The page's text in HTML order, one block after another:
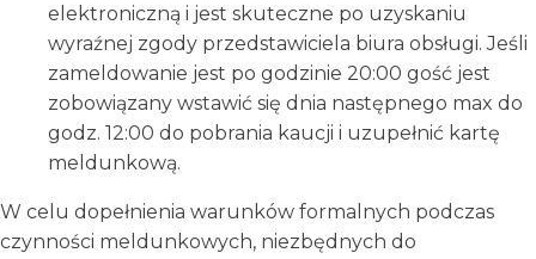
elektroniczną i jest skuteczne po uzyskaniu
wyraźnej zgody przedstawiciela biura obsługi. Jeśli
zameldowanie jest po godzinie 20:00 gość jest
zobowiązany wstawić się dnia następnego max do
godz. 12:00 do pobrania kaucji i uzupełnić kartę
meldunkową.
W celu dopełnienia warunków formalnych podczas
czynności meldunkowych, niezbędnych do